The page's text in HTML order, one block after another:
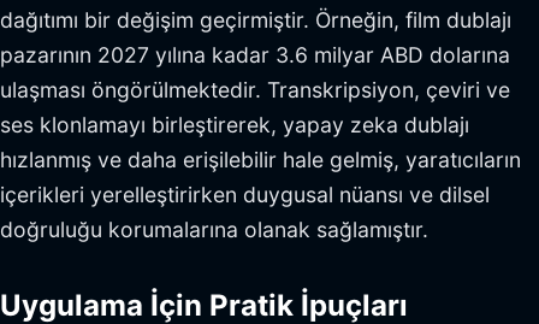
dağıtımı bir değişim geçirmiştir. Örneğin, film dublajı
pazarının 2027 yılına kadar 3.6 milyar ABD dolarına
ulaşması öngörülmektedir. Transkripsiyon, çeviri ve
ses klonlamayı birleştirerek, yapay zeka dublajı
hızlanmış ve daha erişilebilir hale gelmiş, yaratıcıların
içerikleri yerelleştirirken duygusal nüansı ve dilsel
doğruluğu korumalarına olanak sağlamıştır.
Uygulama İçin Pratik İpuçları